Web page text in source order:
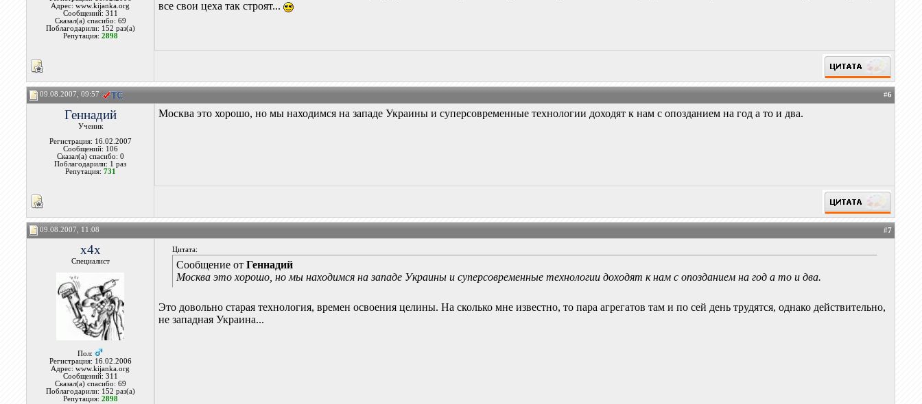
Адрес: www.kijanka.org
Сообщений: 311
Сказал(а) спасибо: 69
Поблагодарили: 152 раз(а)
Репутация: 2898
все свои цеха так строят...
09.08.2007, 09:57 #6
Геннадий
Ученик
Регистрация: 16.02.2007
Сообщений: 106
Сказал(а) спасибо: 0
Поблагодарили: 1 раз
Репутация: 731
Москва это хорошо, но мы находимся на западе Украины и суперсовременные технологии доходят к нам с опозданием на год а то и два.
09.08.2007, 11:08 #7
x4x
Специалист
Пол:
Регистрация: 16.02.2006
Адрес: www.kijanka.org
Сообщений: 311
Сказал(а) спасибо: 69
Поблагодарили: 152 раз(а)
Репутация: 2898
Цитата:
Сообщение отГеннадий
Москва это хорошо, но мы находимся на западе Украины и суперсовременные технологии доходят к нам с опозданием на год а то и два.
Это довольно старая технология, времен освоения целины. На сколько мне известно, то пара агрегатов там и по сей день трудятся, однако действительно,
не западная Украина...